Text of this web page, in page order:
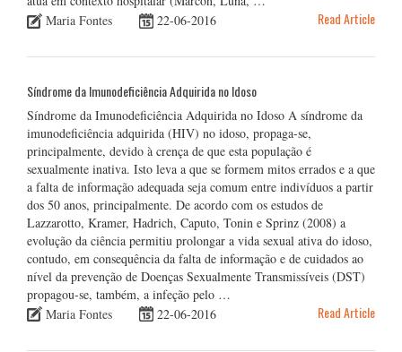
Maria Fontes
22-06-2016 Read Article
Síndrome da Imunodeficiência Adquirida no Idoso
Síndrome da Imunodeficiência Adquirida no Idoso A síndrome da
imunodeficiência adquirida (HIV) no idoso, propaga-se,
principalmente, devido à crença de que esta população é
sexualmente inativa. Isto leva a que se formem mitos errados e a que
a falta de informação adequada seja comum entre indivíduos a partir
dos 50 anos, principalmente. De acordo com os estudos de
Lazzarotto, Kramer, Hadrich, Caputo, Tonin e Sprinz (2008) a
evolução da ciência permitiu prolongar a vida sexual ativa do idoso,
contudo, em consequência da falta de informação e de cuidados ao
nível da prevenção de Doenças Sexualmente Transmissíveis (DST)
propagou-se, também, a infeção pelo …
Maria Fontes
22-06-2016 Read Article